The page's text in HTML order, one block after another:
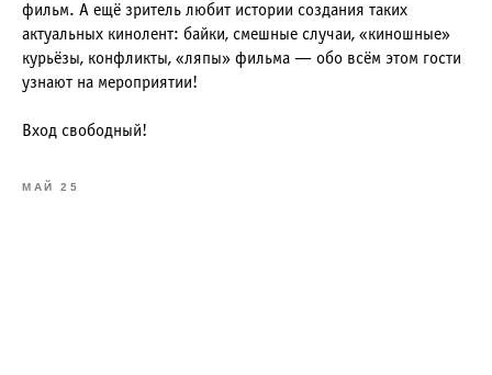
фильм. А ещё зритель любит истории создания таких
актуальных кинолент: байки, смешные случаи, «киношные»
курьёзы, конфликты, «ляпы» фильма — обо всём этом гости
узнают на мероприятии!
Вход свободный!
МАЙ 25